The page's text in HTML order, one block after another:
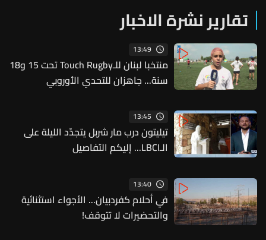
تقارير نشرة الاخبار
13:49
منتخبا لبنان للـTouch Rugby تحت 15 و18
سنة... جاهزان للتحدي الأوروبي
13:45
تيليتون درب مار شربل يتجدّد الليلة على
الـLBCI... إليكم التفاصيل
13:40
في أحلام كفردبيان... الأجواء استثنائية
والتحضيرات لا تتوقف!